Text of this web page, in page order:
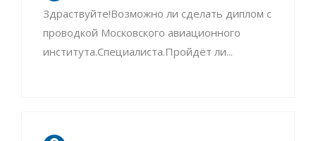
Здраствуйте!Возможно ли сделать диплом с
проводкой Московского авиационного
института.Специалиста.Пройдёт ли...